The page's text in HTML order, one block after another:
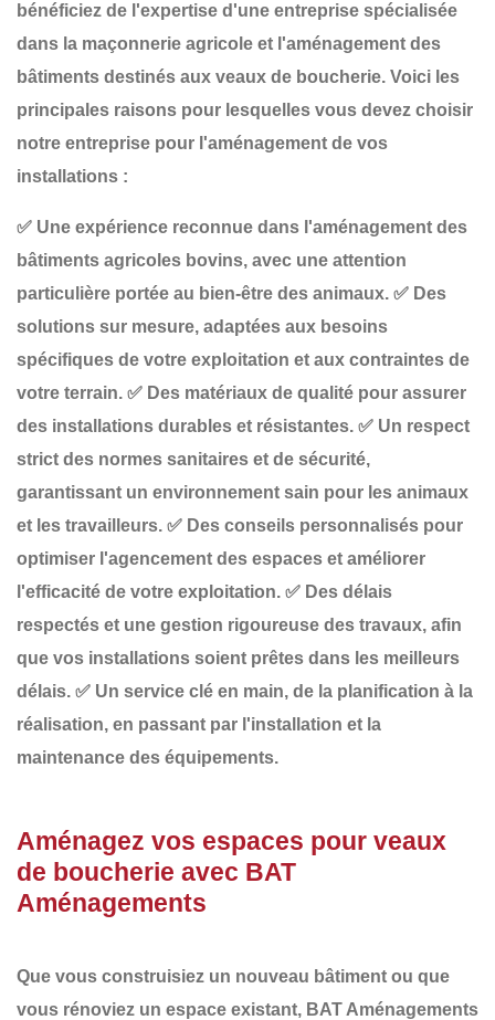
bénéficiez de l'expertise d'une entreprise spécialisée
dans la maçonnerie agricole et l'aménagement des
bâtiments destinés aux veaux de boucherie. Voici les
principales raisons pour lesquelles vous devez choisir
notre entreprise pour l'aménagement de vos
installations :
✅ Une expérience reconnue dans l'aménagement des
bâtiments agricoles bovins, avec une attention
particulière portée au bien-être des animaux. ✅ Des
solutions sur mesure, adaptées aux besoins
spécifiques de votre exploitation et aux contraintes de
votre terrain. ✅ Des matériaux de qualité pour assurer
des installations durables et résistantes. ✅ Un respect
strict des normes sanitaires et de sécurité,
garantissant un environnement sain pour les animaux
et les travailleurs. ✅ Des conseils personnalisés pour
optimiser l'agencement des espaces et améliorer
l'efficacité de votre exploitation. ✅ Des délais
respectés et une gestion rigoureuse des travaux, afin
que vos installations soient prêtes dans les meilleurs
délais. ✅ Un service clé en main, de la planification à la
réalisation, en passant par l'installation et la
maintenance des équipements.
Aménagez vos espaces pour veaux
de boucherie avec BAT
Aménagements
Que vous construisiez un nouveau bâtiment ou que
vous rénoviez un espace existant, BAT Aménagements